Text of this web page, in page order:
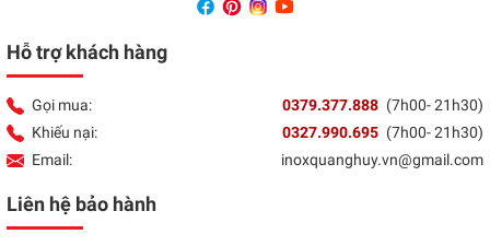
Hỗ trợ khách hàng
Gọi mua: 0379.377.888 (7h00- 21h30)
Khiếu nại:
0327.990.695 (7h00- 21h30)
Email:
inoxquanghuy.vn@gmail.com
Liên hệ bảo hành